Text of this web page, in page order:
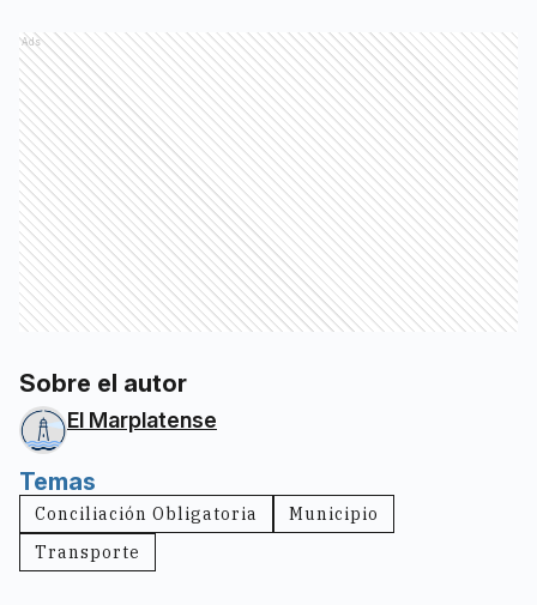
Ads
Sobre el autor
El Marplatense
Temas
Conciliación Obligatoria
Municipio
Transporte